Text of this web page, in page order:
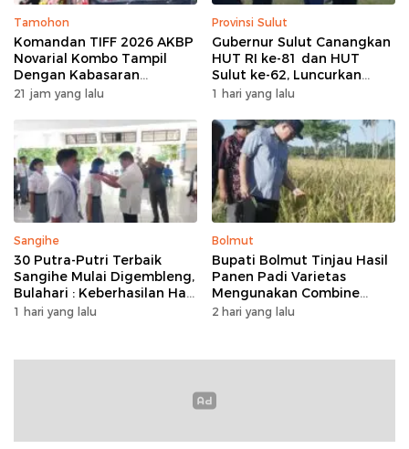
Tamohon
Komandan TIFF 2026 AKBP
Novarial Kombo Tampil
Dengan Kabasaran
Minahasa, Padukan Tugas
21 jam yang lalu
Provinsi Sulut
Gubernur Sulut Canangkan
HUT RI ke-81 dan HUT
Sulut ke-62, Luncurkan
Program Keringanan Pajak
Kelapa
1 hari yang lalu
Sangihe
30 Putra-Putri Terbaik
Sangihe Mulai Digembleng,
Bulahari : Keberhasilan Hari
Ini Bukan Garis Akhir Tapi
1 hari yang lalu
Bolmut
Bupati Bolmut Tinjau Hasil
Panen Padi Varietas
Mengunakan Combine
Harvester
2 hari yang lalu